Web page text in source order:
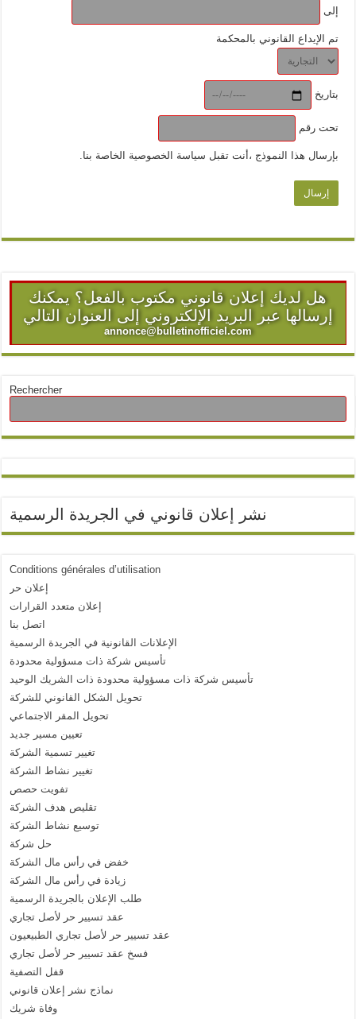
إلى
تم الإيداع القانوني بالمحكمة
بتاريخ
تحت رقم
.بإرسال هذا النموذج ،أنت تقبل سياسة الخصوصية الخاصة بنا
هل لديك إعلان قانوني مكتوب بالفعل؟ يمكنك
إرسالها عبر البريد الإلكتروني إلى العنوان التالي
annonce@bulletinofficiel.com
Rechercher
نشر إعلان قانوني في الجريدة الرسمية
Conditions générales d’utilisation
إعلان حر
إعلان متعدد القرارات
اتصل بنا
الإعلانات القانونية في الجريدة الرسمية
تأسيس شركة ذات مسؤولية محدودة
تأسيس شركة ذات مسؤولية محدودة ذات الشريك الوحيد
تحويل الشكل القانوني للشركة
تحويل المقر الاجتماعي
تعيين مسير جديد
تغيير تسمية الشركة
تغيير نشاط الشركة
تفويت حصص
تقليص هدف الشركة
توسيع نشاط الشركة
حل شركة
خفض في رأس مال الشركة
زيادة في رأس مال الشركة
طلب الإعلان بالجريدة الرسمية
عقد تسيير حر لأصل تجاري
عقد تسيير حر لأصل تجاري الطبيعيون
فسخ عقد تسيير حر لأصل تجاري
قفل التصفية
نماذج نشر إعلان قانوني
وفاة شريك